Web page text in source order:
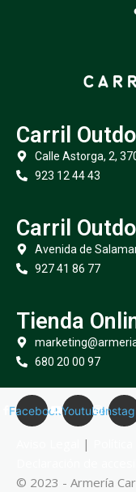
Carril
Calle Astorga, 2,
923 12 44 43
Carril
Avenida de
927 41 86 77
Tienda
680 20 00 97
FacebookYoutube
|
© 2023 - Armería